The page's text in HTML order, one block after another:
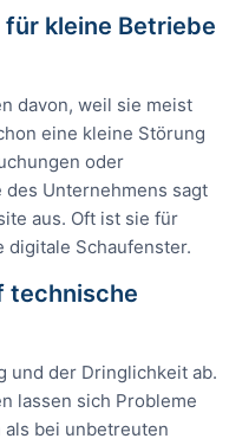
kleine Betriebe
davon, weil sie meist
eine kleine Störung
oder
Unternehmens sagt
aus. Oft ist sie für
digitale Schaufenster.
technische
und der Dringlichkeit ab.
lassen sich Probleme
bei unbetreuten